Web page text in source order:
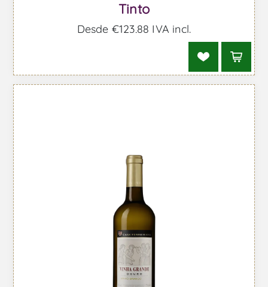
Tinto
Desde €123,88 IVA incl.